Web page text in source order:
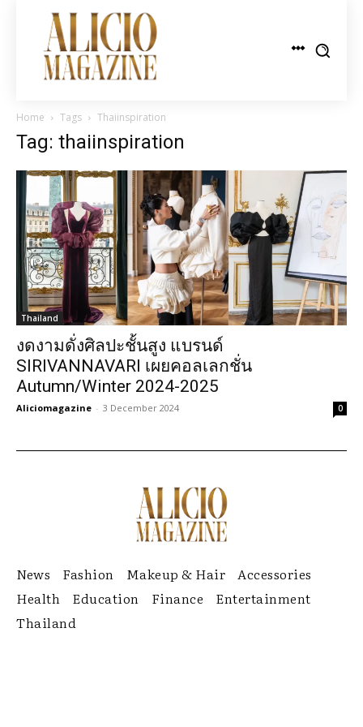
Home Tags Thaiinspiration
Tag: thaiinspiration
Thailand
งดงามดั่งศิลปะชั้นสูง แบรนด์
SIRIVANNAVARI เผยคอลเลกชั่น
Autumn/Winter 2024-2025
Aliciomagazine - 3 December 2024 0
News Fashion Makeup & Hair
Accessories
Health
Education Finance
Entertainment
Thailand